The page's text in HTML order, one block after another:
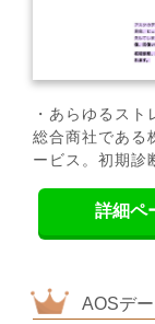
・あらゆるス
総合商社である
ービス。初期診
詳細ペ
AOSデ